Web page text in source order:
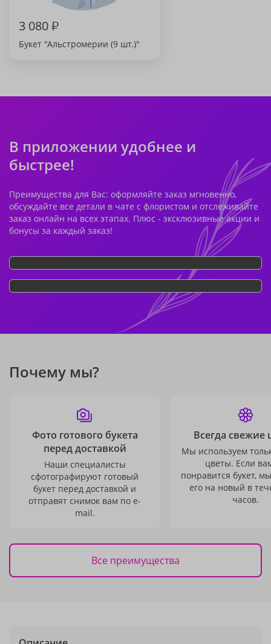
3 080₽
Букет "Альстромерии (9 шт.)"
В приложении удобнее и
быстрее!
Преимущества для Вас: оформляйте заказ мгновенно,
обсуждайте все детали в чате с флористом и отслеживайте
заказ онлайн на всех этапах. Плюс - эксклюзивные акции и
бонусы за каждый заказ!
Почему мы?
Фото готового букета
перед доставкой
Наши специалисты
сфотографируют готовый
букет перед доставкой и
отправят снимок вам по e-
mail.
Всегда свежие
Мы используем
цветы. Если
понравится букет,
его на новый в
часов.
Все преимущества